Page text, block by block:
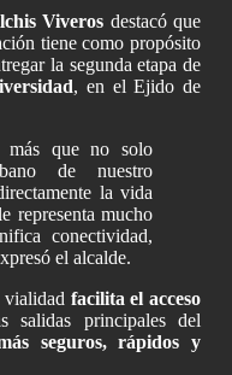
Viveros destacó que
tiene como propósito
la segunda etapa de
, en el Ejido de
más que no solo
de nuestro
la vida
representa mucho
conectividad,
el alcalde.
vialidad facilita el acceso
principales del
seguros, rápidos y